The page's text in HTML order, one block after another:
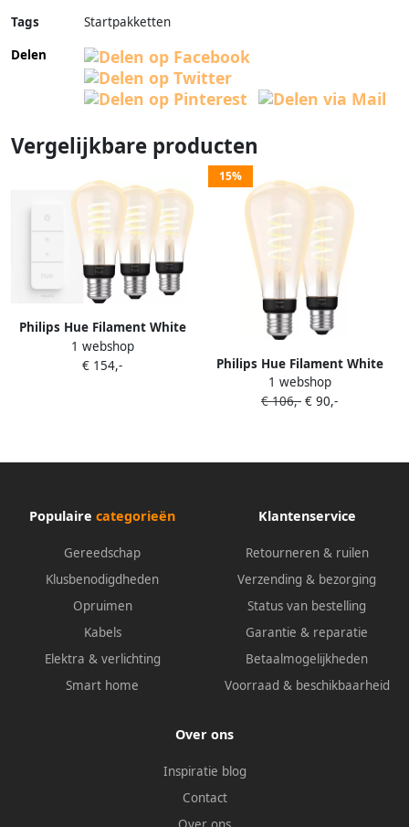
Tags
Startpakketten
Delen
Vergelijkbare producten
Philips Hue Filament White
Ambiance Edison 3-pack +
dimmer
1 webshop
€ 154,-
15%
Philips Hue Filament White
Ambiance Edison XL 2-pack
1 webshop
€ 106,- € 90,-
Populaire categorieën
Gereedschap
Klusbenodigdheden
Opruimen
Kabels
Elektra & verlichting
Smart home
Klantenservice
Retourneren & ruilen
Verzending & bezorging
Status van bestelling
Garantie & reparatie
Betaalmogelijkheden
Voorraad & beschikbaarheid
Over ons
Inspiratie blog
Contact